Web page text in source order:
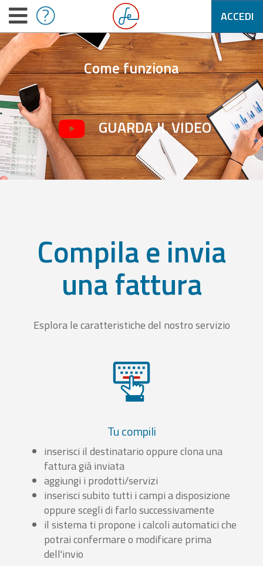
ACCEDI
Come funziona
GUARDA IL VIDEO
Compila e invia
una fattura
Esplora le caratteristiche del nostro servizio
Tu compili
inserisci il destinatario oppure clona una
fattura già inviata
aggiungi i prodotti/servizi
inserisci subito tutti i campi a disposizione
oppure scegli di farlo successivamente
il sistema ti propone i calcoli automatici che
potrai confermare o modificare prima
dell'invio